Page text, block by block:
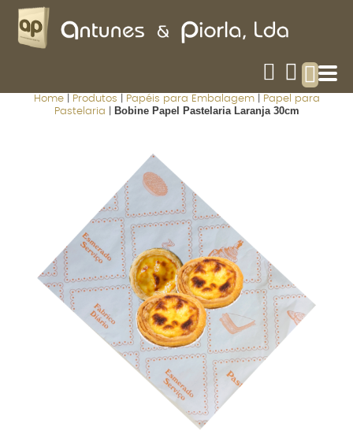
Home| Produtos Papéis para Embalagem|
Papel para
Pastelaria
Bobine Papel Pastelaria Laranja 30cm